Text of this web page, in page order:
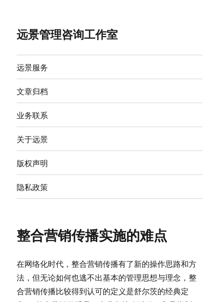
远景管理咨询工作室
远景服务
文章归档
业务联系
关于远景
版权声明
隐私政策
整合营销传播实施的难点
在网络化时代，整合营销传播有了新的操作思路和方
法，但无论如何也逃不出基本的管理思想与理念，整
合营销传播比较得到认可的定义是舒尔茨的经典定